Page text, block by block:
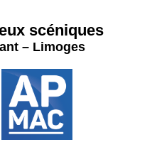
scéniques
– Limoges